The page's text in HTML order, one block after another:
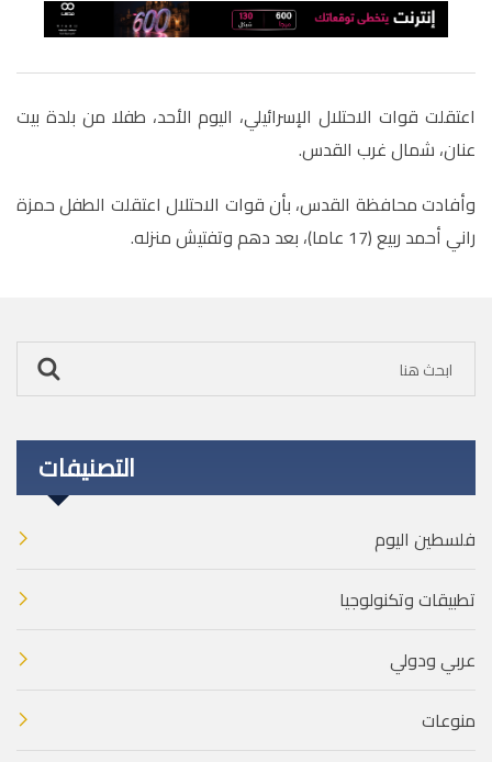
اعتقلت قوات الاحتلال الإسرائيلي، اليوم الأحد، طفلا من بلدة بيت
عنان، شمال غرب القدس.
وأفادت محافظة القدس، بأن قوات الاحتلال اعتقلت الطفل حمزة
راني أحمد ربيع (17 عاما)، بعد دهم وتفتيش منزله.
التصنيفات
فلسطين اليوم
تطبيقات وتكنولوجيا
عربي ودولي
منوعات